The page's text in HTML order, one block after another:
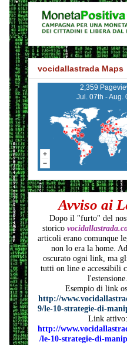
vocidallastrada Maps
2,359
Jul. 07th - Aug.
Avviso ai
Dopo il "furto" del
storico
articoli erano comunque
non lo era la home.
oscurato ogni link, ma
tutti on line e accessibili
l'estensione.
Esempio di link
http://
9/le-10-strategie-di-
Link attivo:
http://
/le-10-strategie-di-